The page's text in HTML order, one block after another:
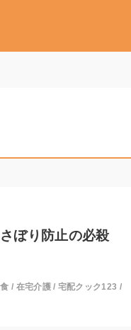
ぼり防止の必殺
/ 在宅介護/ 宅配クック123 /